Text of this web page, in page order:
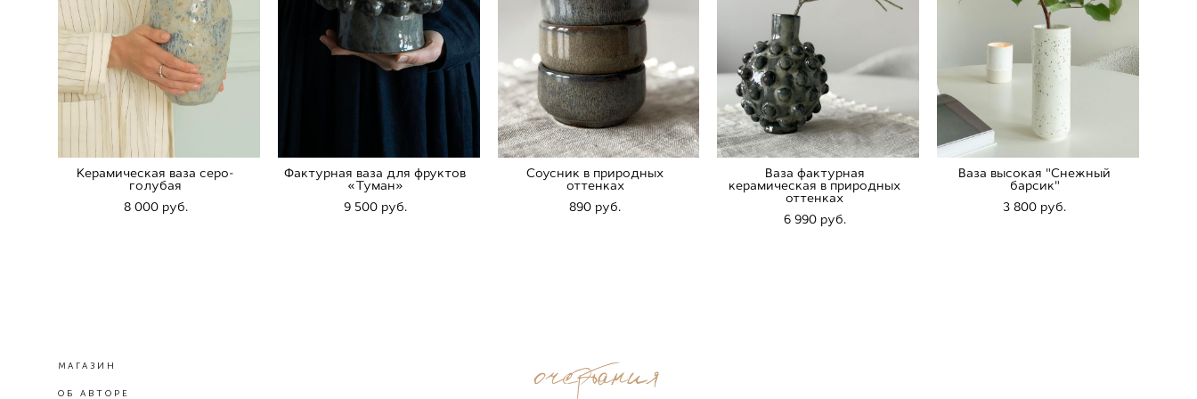
Керамическая ваза серо-
голубая
8 000 pуб.
Фактурная ваза для фруктов
«Туман»
9 500 pуб.
Соусник в природных
оттенках
890 pуб.
Ваза фактурная
керамическая в природных
оттенках
6 990 pуб.
Ваза высокая "Снежный
барсик"
3 800 pуб.
МАГАЗИН
ОБ АВТОРЕ